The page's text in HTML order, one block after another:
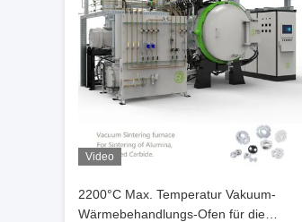
Video
2200°C Max. Temperatur Vakuum-
Wärmebehandlungs-Ofen für die